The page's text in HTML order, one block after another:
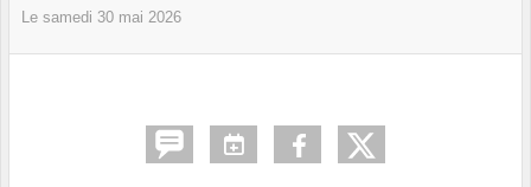
Le samedi 30 mai 2026